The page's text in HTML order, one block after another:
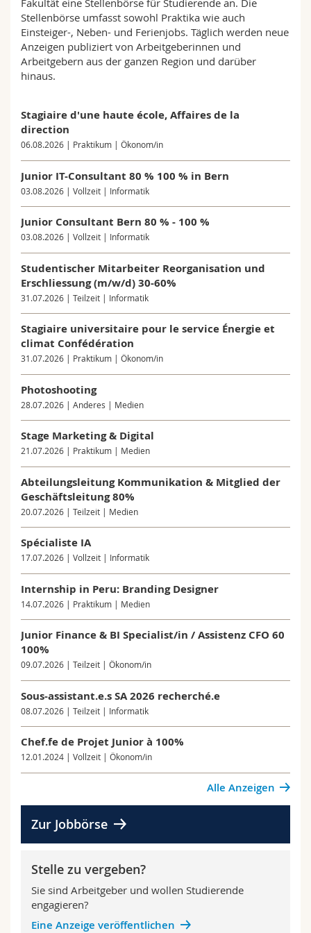
Math.-Nat. und Med. Fak.
Interfakultär
Mitarbeitende
Doktorierende
Webmail
Vorlesungsverzeichnis
Fakultät eine Stellenbörse für Studierende an. Die
Stellenbörse umfasst sowohl Praktika wie auch
Einsteiger-, Neben- und Ferienjobs. Täglich werden neue
Anzeigen publiziert von Arbeitgeberinnen und
Arbeitgebern aus der ganzen Region und darüber
hinaus.
Stagiaire d'une haute école, Affaires de la
direction
06.08.2026 | Praktikum | Ökonom/in
Junior IT-Consultant 80 % 100 % in Bern
03.08.2026 | Vollzeit | Informatik
Junior Consultant Bern 80 % - 100 %
03.08.2026 | Vollzeit | Informatik
Studentischer Mitarbeiter Reorganisation und
Erschliessung (m/w/d) 30-60%
31.07.2026 | Teilzeit | Informatik
Stagiaire universitaire pour le service Énergie et
climat Confédération
31.07.2026 | Praktikum | Ökonom/in
Photoshooting
28.07.2026 | Anderes | Medien
Stage Marketing & Digital
21.07.2026 | Praktikum | Medien
Abteilungsleitung Kommunikation & Mitglied der
Geschäftsleitung 80%
20.07.2026 | Teilzeit | Medien
Spécialiste IA
17.07.2026 | Vollzeit | Informatik
Internship in Peru: Branding Designer
14.07.2026 | Praktikum | Medien
Junior Finance & BI Specialist/in / Assistenz CFO 60
100%
09.07.2026 | Teilzeit | Ökonom/in
Sous-assistant.e.s SA 2026 recherché.e
08.07.2026 | Teilzeit | Informatik
Chef.fe de Projet Junior à 100%
12.01.2024 | Vollzeit | Ökonom/in
Alle Anzeigen
Zur Jobbörse
Stelle zu vergeben?
Sie sind Arbeitgeber und wollen Studierende
engagieren?
Eine Anzeige veröffentlichen